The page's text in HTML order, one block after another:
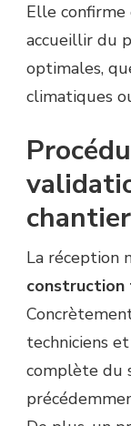
Elle
accueillir du
optimales,
climatiques
chantier
La réception
construction
techniciens
complète du